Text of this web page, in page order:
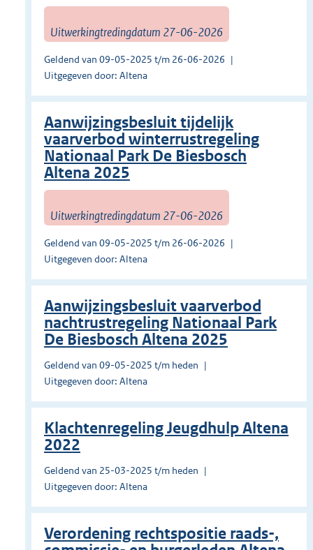
Uitwerkingtredingdatum 27-06-2026
Geldend van 09-05-2025 t/m 26-06-2026
Uitgegeven door: Altena
Aanwijzingsbesluit tijdelijk
vaarverbod winterrustregeling
Nationaal Park De Biesbosch
Altena 2025
Uitwerkingtredingdatum 27-06-2026
Geldend van 09-05-2025 t/m 26-06-2026
Uitgegeven door: Altena
Aanwijzingsbesluit vaarverbod
nachtrustregeling Nationaal Park
De Biesbosch Altena 2025
Geldend van 09-05-2025 t/m heden
Uitgegeven door: Altena
Klachtenregeling Jeugdhulp Altena
2022
Geldend van 25-03-2025 t/m heden
Uitgegeven door: Altena
Verordening rechtspositie raads-,